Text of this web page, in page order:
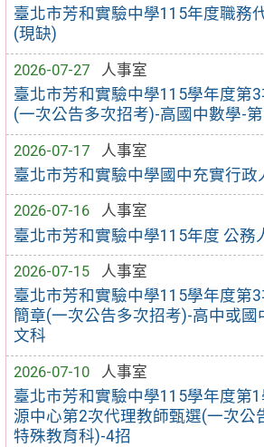
臺北市芳和實驗中學115年度職務
(現缺)
2026-07-27
人事室
臺北市芳和實驗中學115學年度第
(一次公告多次招考)-高國中數學-
2026-07-17
人事室
臺北市芳和實驗中學國中充實行政
2026-07-16
人事室
臺北市芳和實驗中學115年度 公務
2026-07-15
人事室
臺北市芳和實驗中學115學年度第
簡章(一次公告多次招考)-高中或國
文科
2026-07-10
人事室
臺北市芳和實驗中學115學年度第
源中心第2次代理教師甄選(一次公
特殊教育科)-4招